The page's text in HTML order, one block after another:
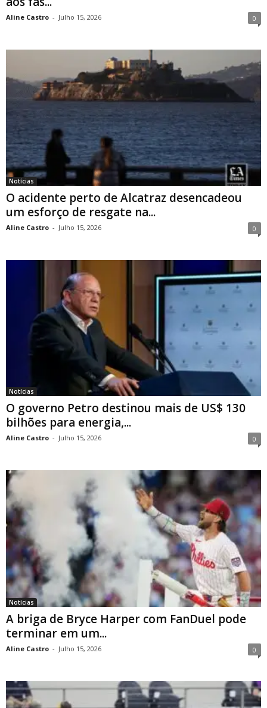
Aline Castro - Julho 15, 2026 0
Notícias
O acidente perto de Alcatraz desencadeou
um esforço de resgate na...
Aline Castro - Julho 15, 2026 0
Notícias
O governo Petro destinou mais de US$ 130
bilhões para energia,...
Aline Castro - Julho 15, 2026 0
Notícias
A briga de Bryce Harper com FanDuel pode
terminar em um...
Aline Castro - Julho 15, 2026 0